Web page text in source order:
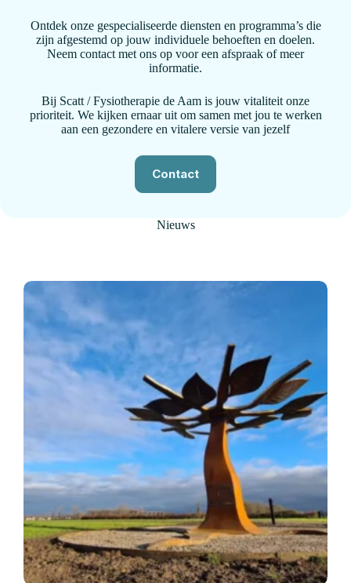
Ontdek onze gespecialiseerde diensten en programma’s die
zijn afgestemd op jouw individuele behoeften en doelen.
Neem contact met ons op voor een afspraak of meer
informatie.
Bij Scatt / Fysiotherapie de Aam is jouw vitaliteit onze
prioriteit. We kijken ernaar uit om samen met jou te werken
aan een gezondere en vitalere versie van jezelf
Contact
Nieuws